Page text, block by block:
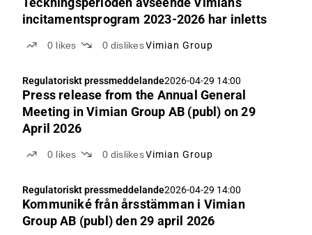
incitamentsprogram 2023-2026 har inletts
0 likes 0 dislikes Vimian Group
Regulatoriskt pressmeddelande2026-04-29 14:00
Press release from the Annual General
Meeting in Vimian Group AB (publ) on 29
April 2026
0 likes 0 dislikes Vimian Group
Regulatoriskt pressmeddelande2026-04-29 14:00
Kommuniké från årsstämman i Vimian
Group AB (publ) den 29 april 2026